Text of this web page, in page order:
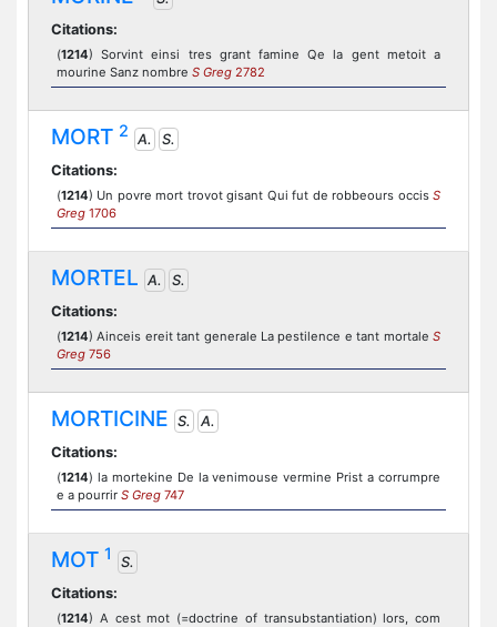
Citations:
(1214) Sorvint einsi tres grant famine Qe la gent metoit a
mourine Sanz nombre S Greg 2782
MORT 2 A.
S.
Citations:
(1214) Un povre mort trovot gisant Qui fut de robbeours occis S
Greg 1706
MORTEL A.
S.
Citations:
(1214) Ainceis ereit tant generale La pestilence e tant mortale S
Greg 756
MORTICINE S.
A.
Citations:
(1214) la mortekine De la venimouse vermine Prist a corrumpre
e a pourrir S Greg 747
MOT 1
S.
Citations:
(1214) A cest mot (=doctrine of transubstantiation) lors, com